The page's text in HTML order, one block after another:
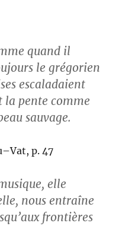
quand il
le grégorien
escaladaient
la pente comme
sauvage.
p. 47
elle
nous entraîne
frontières